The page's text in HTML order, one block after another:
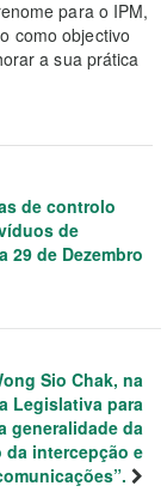
para o IPM,
como objectivo
a sua prática
de controlo
de
de Dezembro
Sio Chak, na
Legislativa para
generalidade da
intercepção e